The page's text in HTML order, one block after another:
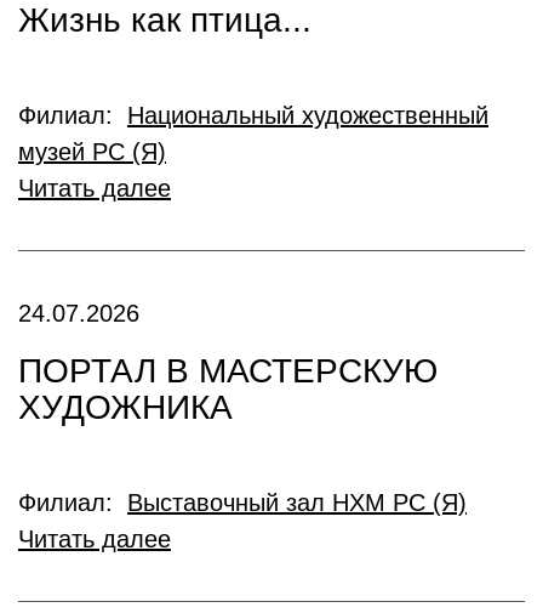
Жизнь как птица...
Филиал: Национальный художественный
музей РС (Я)
Читать далее
24.07.2026
ПОРТАЛ В МАСТЕРСКУЮ
ХУДОЖНИКА
Филиал: Выставочный зал НХМ РС (Я)
Читать далее